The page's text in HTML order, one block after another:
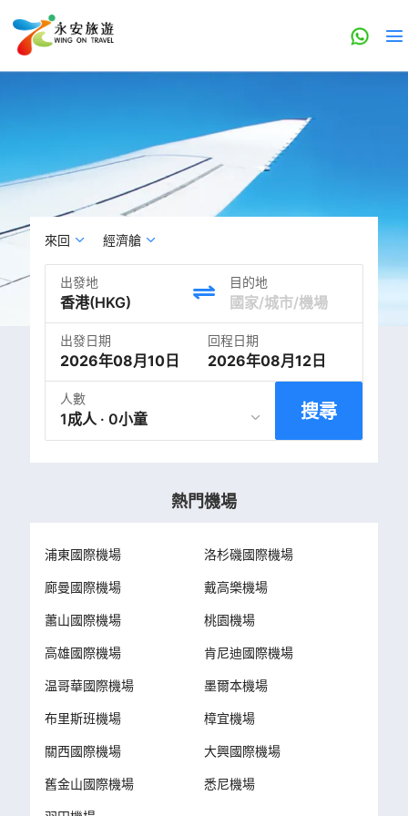
來回 經濟艙
出發地 目的地
出發日期
2026年08月10日
回程日期
2026年08月12日
人數
1成人 · 0小童 搜尋
熱門機場
浦東國際機場 洛杉磯國際機場
廊曼國際機場 戴高樂機場
蕭山國際機場 桃園機場
高雄國際機場 肯尼迪國際機場
温哥華國際機場 墨爾本機場
布里斯班機場 樟宜機場
關西國際機場 大興國際機場
舊金山國際機場 悉尼機場